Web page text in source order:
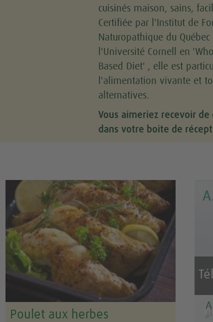
cuisinés maison, sains,
Certifiée par l'Institut de
Naturopathique du
l'Université Cornell en
Based Diet' , elle est
l'alimentation vivante et
alternatives.
Vous aimeriez recevoir
dans votre boite de
Poulet aux herbes